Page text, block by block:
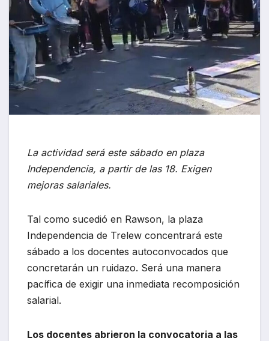
La actividad será este sábado en plaza
Independencia, a partir de las 18. Exigen
mejoras salariales.
Tal como sucedió en Rawson, la plaza
Independencia de Trelew concentrará este
sábado a los docentes autoconvocados que
concretarán un ruidazo. Será una manera
pacífica de exigir una inmediata recomposición
salarial.
Los docentes abrieron la convocatoria a las